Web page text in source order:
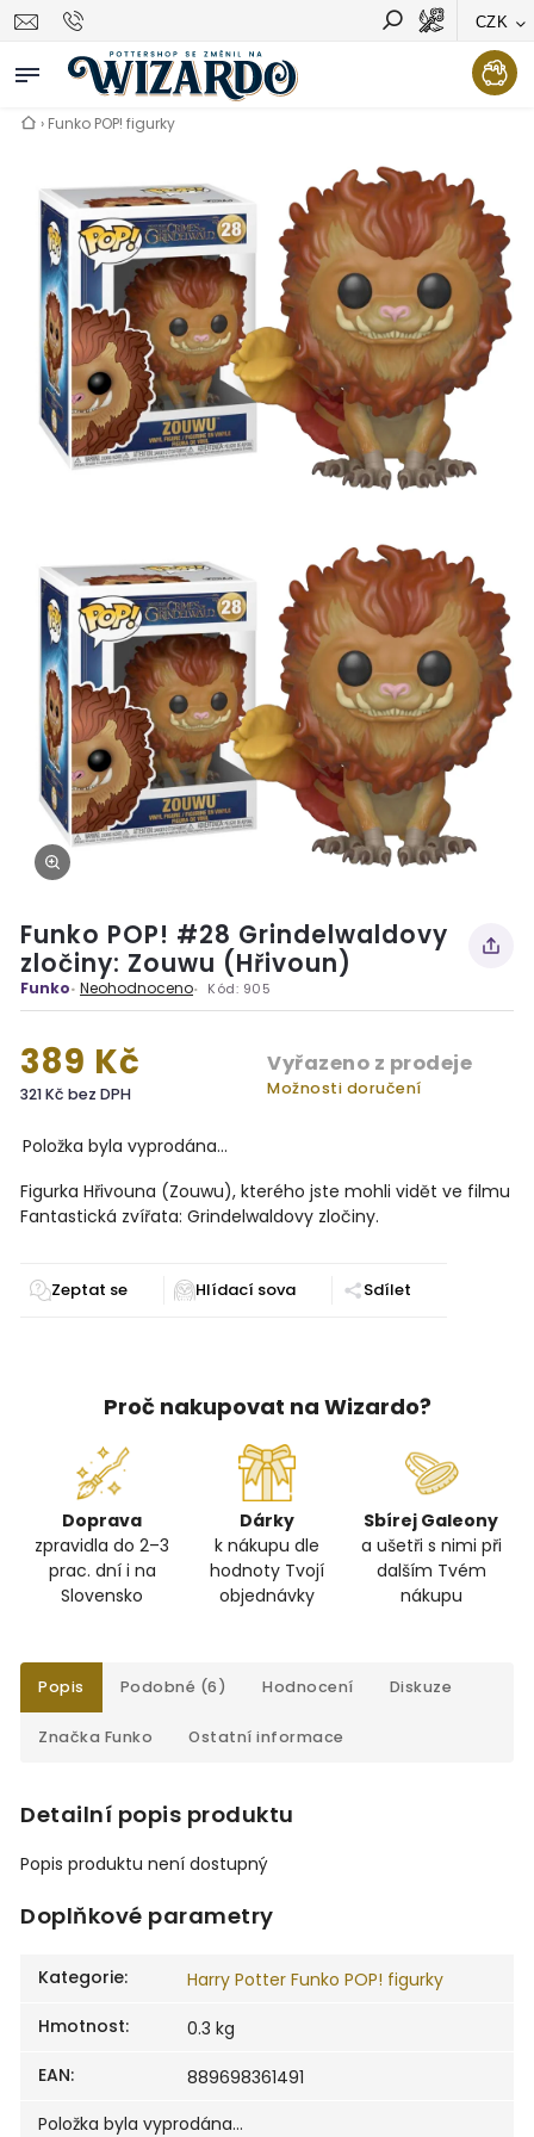
CZK
Vyhledávání Hledat
› Funko POP! figurky
Funko POP! #28 Grindelwaldovy
zločiny: Zouwu (Hřivoun)
Funko Neohodnoceno Kód: 905
389 Kč
321 Kč bez DPH
Vyřazeno z prodeje
Možnosti doručení
Položka byla vyprodána…
Figurka Hřivouna (Zouwu), kterého jste mohli vidět ve filmu
Fantastická zvířata: Grindelwaldovy zločiny.
Zeptat se Sdílet
Proč nakupovat na Wizardo?
Doprava
zpravidla do 2–3
prac. dní i na
Slovensko
Dárky
k nákupu dle
hodnoty Tvojí
objednávky
Sbírej Galeony
a ušetři s nimi při
dalším Tvém
nákupu
Popis Podobné (6) Hodnocení Diskuze
Značka Funko Ostatní informace
Detailní popis produktu
Popis produktu není dostupný
Doplňkové parametry
Kategorie:
Harry Potter Funko POP! figurky
Hmotnost:
0.3 kg
EAN:
889698361491
Položka byla vyprodána…